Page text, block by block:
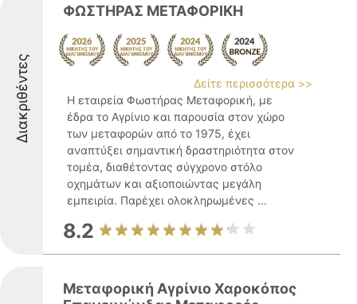
Διακριθέντες
ΦΩΣΤΗΡΑΣ ΜΕΤΑΦΟΡΙΚΗ
Δείτε περισσότερα >>
Η εταιρεία Φωστήρας Μεταφορική, με
έδρα το Αγρίνιο και παρουσία στον χώρο
των μεταφορών από το 1975, έχει
αναπτύξει σημαντική δραστηριότητα στον
τομέα, διαθέτοντας σύγχρονο στόλο
οχημάτων και αξιοποιώντας μεγάλη
εμπειρία. Παρέχει ολοκληρωμένες ...
8.2
Μεταφορική Αγρίνιο Χαροκόπος